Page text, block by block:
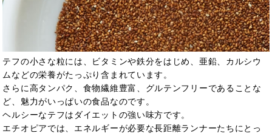
テフの小さな粒には、ビタミンや鉄分をはじめ、亜鉛、カルシウ
ムなどの栄養がたっぷり含まれています。
さらに高タンパク、食物繊維豊富、グルテンフリーであることな
ど、魅力がいっぱいの食品なのです。
ヘルシーなテフはダイエットの強い味方です。
エチオピアでは、エネルギーが必要な長距離ランナーたちにとっ